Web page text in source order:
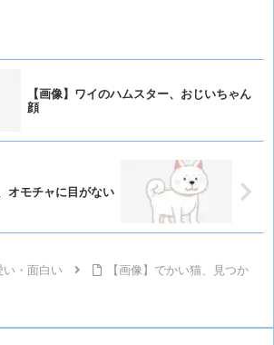
【画像】ワイのハムスター、おじいちゃん
顔
オモチャに目がない
い・面白い
【画像】でかい猫、見つか